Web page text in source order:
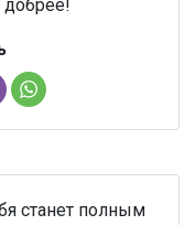
станет полным